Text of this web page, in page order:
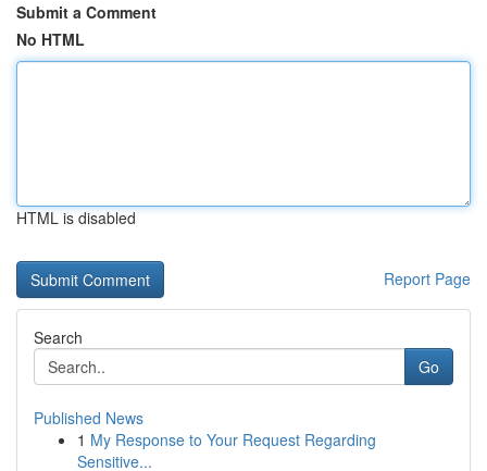
Submit a Comment
No HTML
HTML is disabled
Report Page
Search
Go
Published News
1 My Response to Your Request Regarding
Sensitive...